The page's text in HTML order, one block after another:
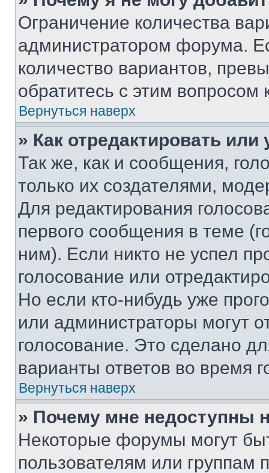
Ограничение количества
администратором форума.
количество вариантов,
обратитесь с этим вопросом
Вернуться наверх
» Как отредактировать
Так же, как и сообщения,
только их создателями,
Для редактирования
первого сообщения в теме
ним). Если никто не успел
голосование или
Но если кто-нибудь уже
или администраторы могут
голосование. Это сделано
варианты ответов во время
Вернуться наверх
» Почему мне недоступны
Некоторые форумы могут
пользователям или группам